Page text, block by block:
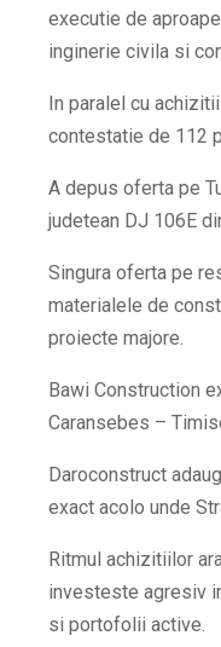
executie de
inginerie civila si
In paralel cu
contestatie de 112
A depus oferta pe
judetean DJ 106E
Singura oferta pe
materialele de
proiecte majore.
Bawi Construction
Caransebes –
Daroconstruct
exact acolo unde
Ritmul achizitiilor
investeste agresiv
si portofolii active.